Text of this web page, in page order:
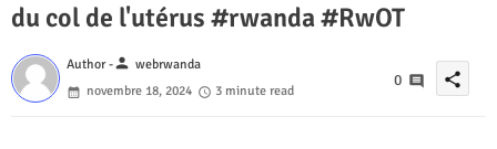
du col de l'utérus #rwanda #RwOT
Author -person webrwanda
novembre 18, 2024
3 minute read
0 share